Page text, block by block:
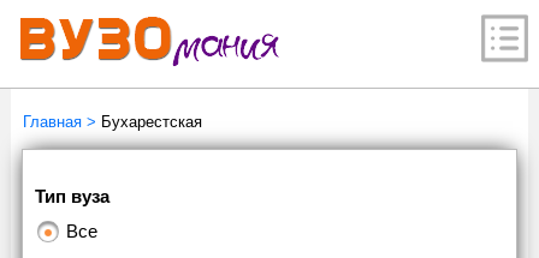
Главная> Бухарестская
Тип вуза
Все